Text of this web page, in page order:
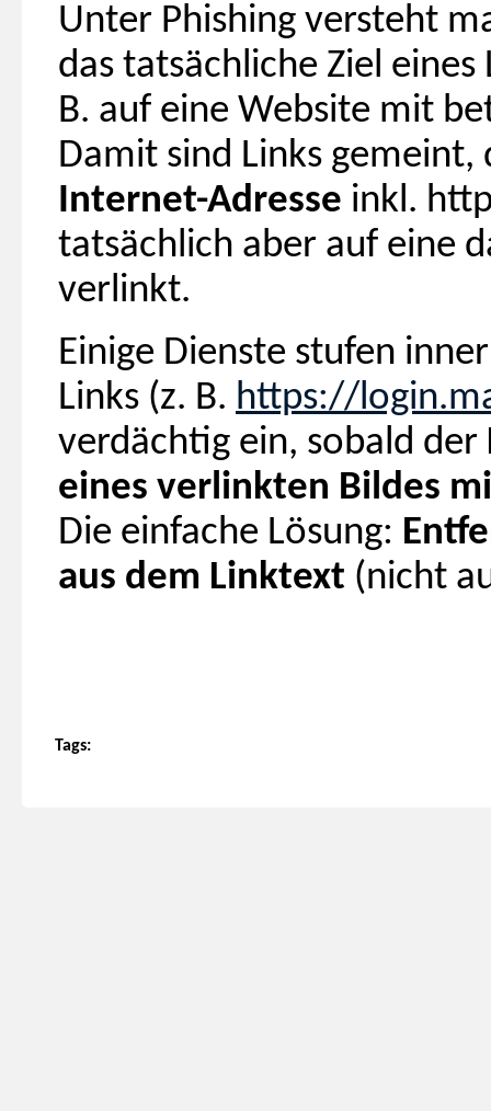
Unter Phishing versteht
das tatsächliche Ziel
B. auf eine Website mit
Damit sind Links
Internet-Adresse inkl.
tatsächlich aber auf eine
verlinkt.
Einige Dienste stufen
Links (z. B. https://
verdächtig ein, sobald der
eines verlinkten Bildes
Die einfache Lösung:
aus dem Linktext (nicht
Tags: